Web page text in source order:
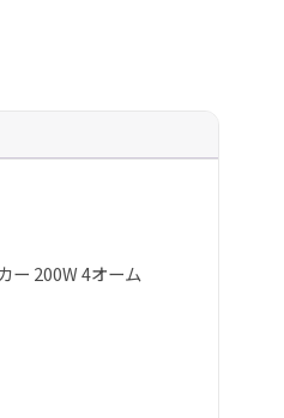
ー 200W 4オーム